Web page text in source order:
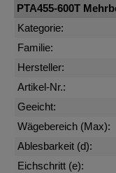
PTA455-600T
Kategorie:
Familie:
Hersteller:
Artikel-Nr.:
Geeicht:
Wägebereich (Max):
Ablesbarkeit (d):
Eichschritt (e):